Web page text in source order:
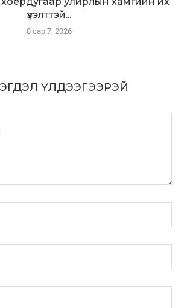
үзэлттэй...
8 сар 7, 2026
ҮЛДЭЭГЭЭРЭЙ